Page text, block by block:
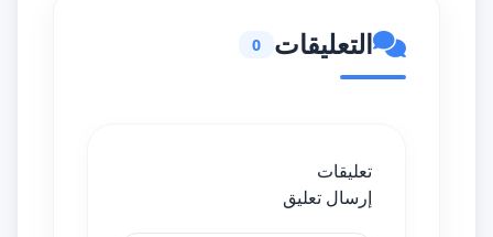
التعليقات 0
تعليقات
إرسال تعليق